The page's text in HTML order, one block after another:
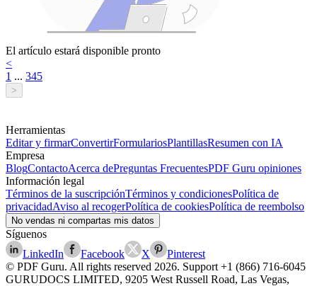
El artículo estará disponible pronto
<
1 ... 345
>
Herramientas
Editar y firmarConvertirFormulariosPlantillasResumen con IA
Empresa
BlogContactoAcerca dePreguntas FrecuentesPDF Guru opiniones
Información legal
Términos de la suscripciónTérminos y condicionesPolítica de
privacidadAviso al recogerPolítica de cookiesPolítica de reembolso
No vendas ni compartas mis datos
Síguenos
LinkedIn
Facebook X
Pinterest
© PDF Guru. All rights reserved 2026. Support +1 (866) 716-6045
GURUDOCS LIMITED, 9205 West Russell Road, Las Vegas,